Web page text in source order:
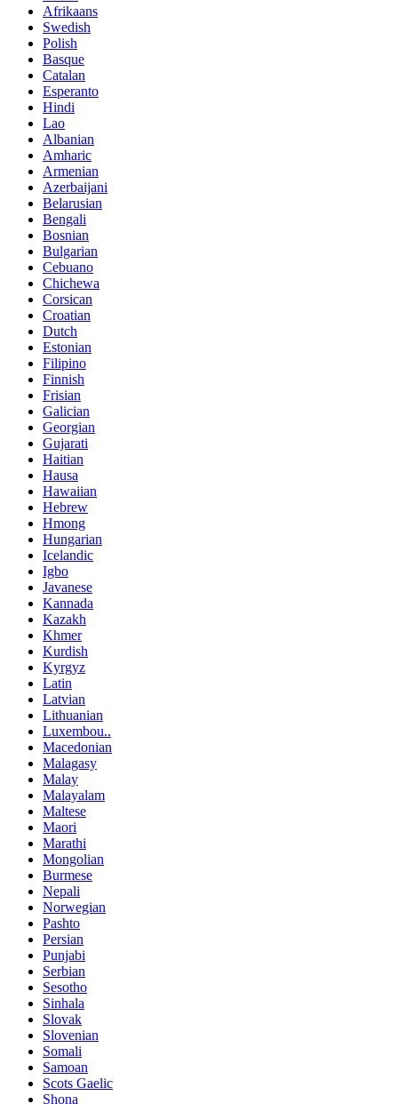
Afrikaans
Swedish
Polish
Basque
Catalan
Esperanto
Hindi
Lao
Albanian
Amharic
Armenian
Azerbaijani
Belarusian
Bengali
Bosnian
Bulgarian
Cebuano
Chichewa
Corsican
Croatian
Dutch
Estonian
Filipino
Finnish
Frisian
Galician
Georgian
Gujarati
Haitian
Hausa
Hawaiian
Hebrew
Hmong
Hungarian
Icelandic
Igbo
Javanese
Kannada
Kazakh
Khmer
Kurdish
Kyrgyz
Latin
Latvian
Lithuanian
Luxembou..
Macedonian
Malagasy
Malay
Malayalam
Maltese
Maori
Marathi
Mongolian
Burmese
Nepali
Norwegian
Pashto
Persian
Punjabi
Serbian
Sesotho
Sinhala
Slovak
Slovenian
Somali
Samoan
Scots Gaelic
Shona